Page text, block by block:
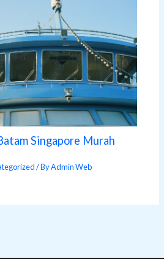
Singapore Murah
/ ByAdmin Web